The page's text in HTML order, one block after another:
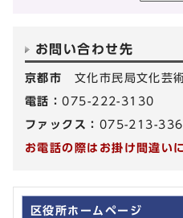
お問い合わせ先
京都市 文化市民局文化芸
電話：075-222-3130
ファックス： 075-213-
お電話の際はお掛け間違い
区役所ホームページ